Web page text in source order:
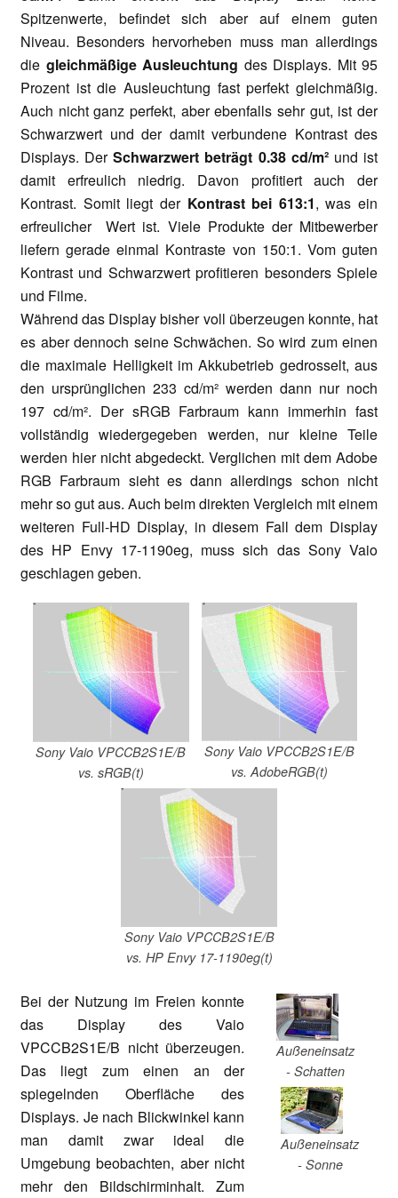
Spitzenwerte, befindet sich aber auf einem guten
Niveau. Besonders hervorheben muss man allerdings
die gleichmäßige Ausleuchtung des Displays. Mit 95
Prozent ist die Ausleuchtung fast perfekt gleichmäßig.
Auch nicht ganz perfekt, aber ebenfalls sehr gut, ist der
Schwarzwert und der damit verbundene Kontrast des
Displays. DerSchwarzwert beträgt 0.38 cd/m²und ist
damit erfreulich niedrig. Davon profitiert auch der
Kontrast. Somit liegt der Kontrast bei 613:1, was ein
erfreulicher Wert ist. Viele Produkte der Mitbewerber
liefern gerade einmal Kontraste von 150:1. Vom guten
Kontrast und Schwarzwert profitieren besonders Spiele
und Filme.
Während das Display bisher voll überzeugen konnte, hat
es aber dennoch seine Schwächen. So wird zum einen
die maximale Helligkeit im Akkubetrieb gedrosselt, aus
den ursprünglichen 233 cd/m² werden dann nur noch
197 cd/m². Der sRGB Farbraum kann immerhin fast
vollständig wiedergegeben werden, nur kleine Teile
werden hier nicht abgedeckt. Verglichen mit dem Adobe
RGB Farbraum sieht es dann allerdings schon nicht
mehr so gut aus. Auch beim direkten Vergleich mit einem
weiteren Full-HD Display, in diesem Fall dem Display
des HP Envy 17-1190eg, muss sich das Sony Vaio
geschlagen geben.
Sony Vaio VPCCB2S1E/B
vs. sRGB(t)
Sony Vaio VPCCB2S1E/B
vs. AdobeRGB(t)
Sony Vaio VPCCB2S1E/B
vs. HP Envy 17-1190eg(t)
Außeneinsatz
- Schatten
Außeneinsatz
- Sonne
Bei der Nutzung im Freien konnte
das Display des Vaio
VPCCB2S1E/B nicht überzeugen.
Das liegt zum einen an der
spiegelnden Oberfläche des
Displays. Je nach Blickwinkel kann
man damit zwar ideal die
Umgebung beobachten, aber nicht
mehr den Bildschirminhalt. Zum